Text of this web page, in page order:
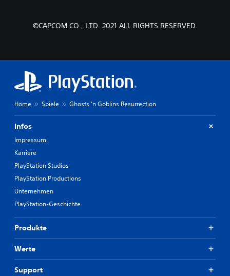
©CAPCOM CO., LTD. 2021 ALL RIGHTS RESERVED.
Home Spiele Ghosts 'n Goblins Resurrection
Infos
Impressum
Karriere
PlayStation Studios
PlayStation Productions
Unternehmen
PlayStation-Geschichte
Produkte
Werte
Support